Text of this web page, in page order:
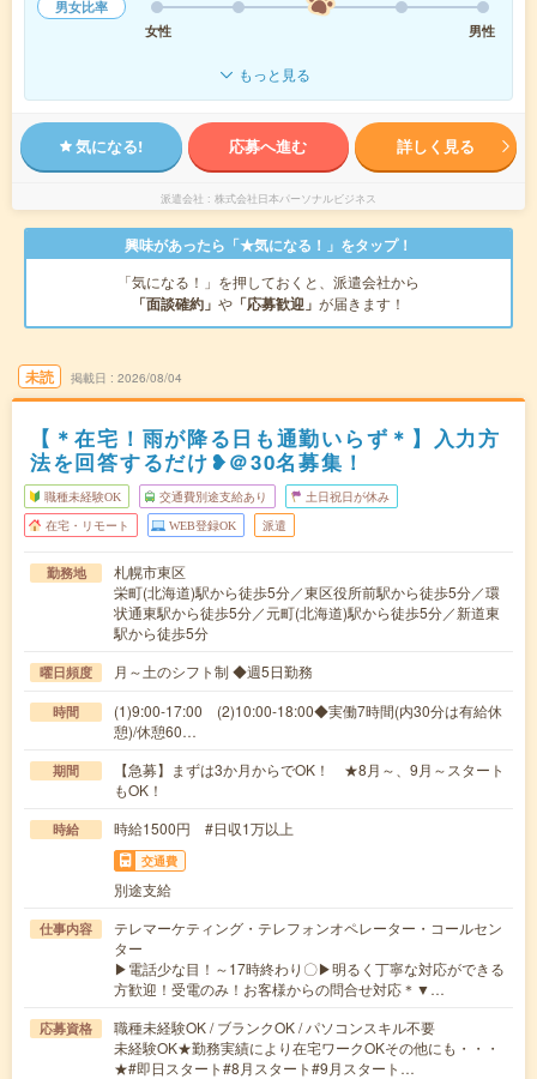
男女比率
女性
男性
もっと見る
気になる! 応募へ進む 詳しく見る
派遣会社 株式会社日本パーソナルビジネス
興味があったら「★気になる！」をタップ！
「気になる！」を押しておくと、派遣会社から
「面談確約」 や 「応募歓迎」 が届きます！
未読 掲載日 2026/08/04
【＊在宅！雨が降る日も通勤いらず＊】入力方
法を回答するだけ❥＠30名募集！
職種未経験OK 交通費別途支給あり 土日祝日が休み
在宅・リモート WEB登録OK 派遣
勤務地
札幌市東区
栄町(北海道)駅から徒歩5分／東区役所前駅から徒歩5分／環
状通東駅から徒歩5分／元町(北海道)駅から徒歩5分／新道東
駅から徒歩5分
曜日頻度 月～土のシフト制 ◆週5日勤務
時間
(1)9:00-17:00 (2)10:00-18:00◆実働7時間(内30分は有給休
憩)/休憩60…
期間
【急募】まずは3か月からでOK！ ★8月～、9月～スタート
もOK！
時給 時給1500円 #日収1万以上
交通費
別途支給
仕事内容
テレマーケティング・テレフォンオペレーター・コールセン
ター
▶電話少な目！～17時終わり〇▶明るく丁寧な対応ができる
方歓迎！受電のみ！お客様からの問合せ対応＊▼…
応募資格
職種未経験OK / ブランクOK / パソコンスキル不要
未経験OK★勤務実績により在宅ワークOKその他にも・・・
★#即日スタート#8月スタート#9月スタート…